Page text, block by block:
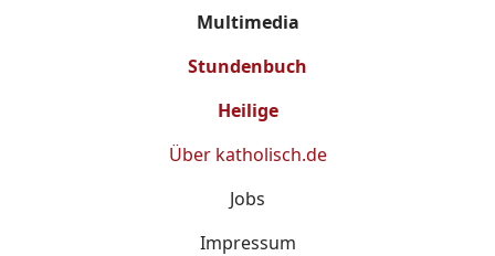
Multimedia
Stundenbuch
Heilige
Über katholisch.de
Jobs
Impressum